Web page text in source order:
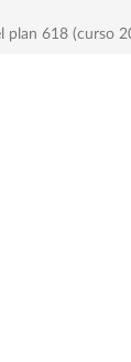
plan 618 (curso